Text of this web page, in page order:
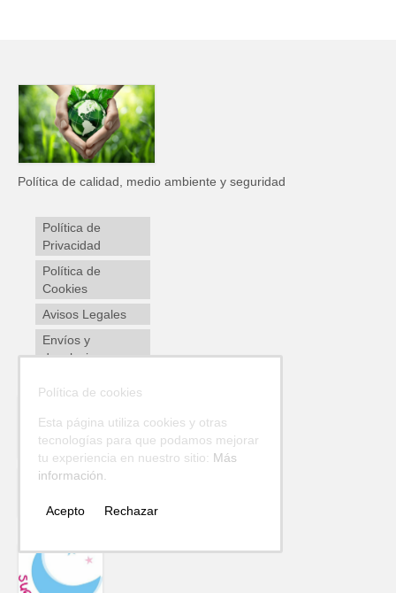
Política de calidad, medio ambiente y seguridad
Política de
Privacidad
Política de
Cookies
Avisos Legales
Envíos y
devoluciones
Política de cookies
Esta página utiliza cookies y otras
tecnologías para que podamos mejorar
tu experiencia en nuestro sitio: Más
información.
Acepto Rechazar